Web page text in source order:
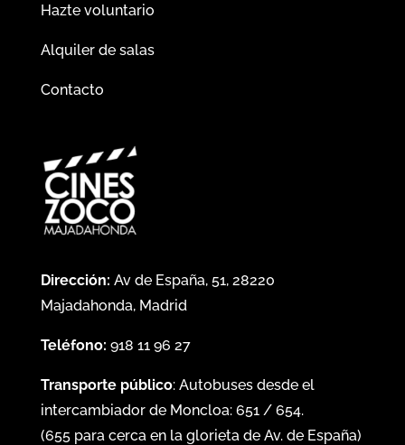
Hazte voluntario
Alquiler de salas
Contacto
Dirección: Av de España, 51, 28220
Majadahonda, Madrid
Teléfono: 918 11 96 27
Transporte público: Autobuses desde el
intercambiador de Moncloa: 651/ 654.
(655para cerca en la glorieta de Av. de España)